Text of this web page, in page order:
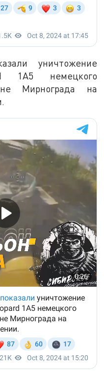
уничтожение
1A5 немецкого
Мирнограда на